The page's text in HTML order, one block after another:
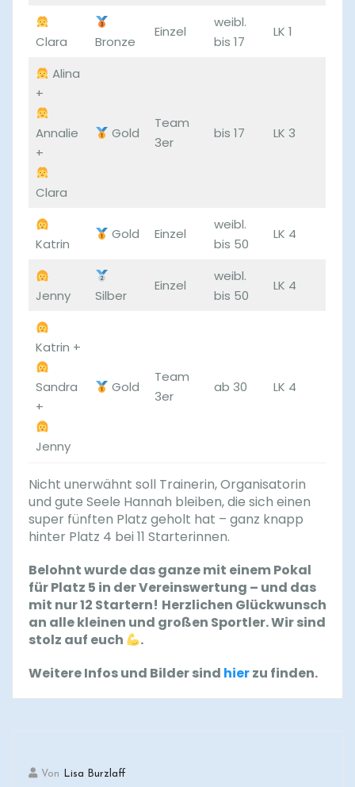
Clara Bronze
Einzel
weibl.
bis 17
LK 1
Alina
+
Annalie
+
Clara
Gold
Team
3er
bis 17 LK 3
Katrin
Gold Einzel
weibl.
bis 50
LK 4
Jenny Silber
Einzel
weibl.
bis 50
LK 4
Katrin +
Sandra
+
Jenny
Gold
Team
3er
ab 30 LK 4
Nicht unerwähnt soll Trainerin, Organisatorin
und gute Seele Hannah bleiben, die sich einen
super fünften Platz geholt hat – ganz knapp
hinter Platz 4 bei 11 Starterinnen.
Belohnt wurde das ganze mit einem Pokal
für Platz 5 in der Vereinswertung – und das
mit nur 12 Startern! Herzlichen Glückwunsch
an alle kleinen und großen Sportler. Wir sind
stolz auf euch
.
Weitere Infos und Bilder sind hierzu finden.
Von Lisa Burzlaff